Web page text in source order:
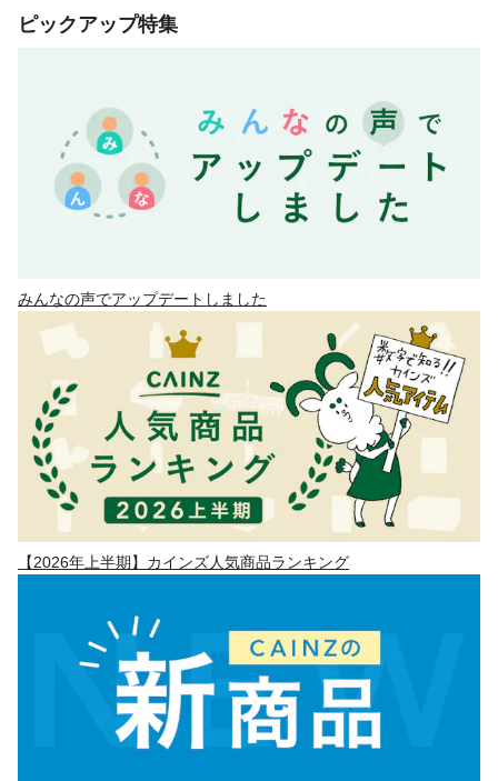
ピックアップ特集
みんなの声でアップデートしました
【2026年上半期】カインズ人気商品ランキング